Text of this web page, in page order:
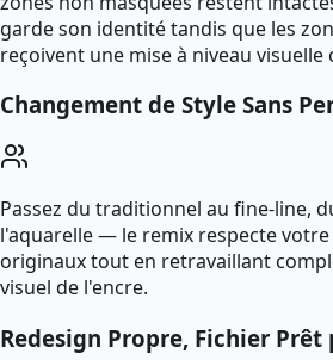
garde son identité tandis que les
reçoivent une mise à niveau visuelle
Changement de Style Sans
Passez du traditionnel au fine-line,
l'aquarelle — le remix respecte
originaux tout en retravaillant
visuel de l'encre.
Redesign Propre, Fichier